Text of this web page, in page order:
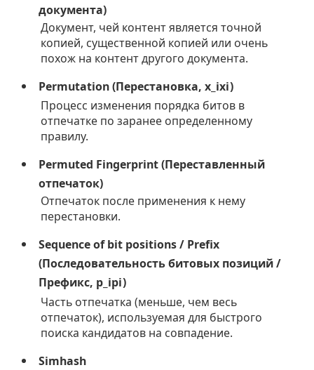
документа)
Документ, чей контент является точной
копией, существенной копией или очень
похож на контент другого документа.
Permutation (Перестановка,x_ixi)
Процесс изменения порядка битов в
отпечатке по заранее определенному
правилу.
Permuted Fingerprint (Переставленный
отпечаток)
Отпечаток после применения к нему
перестановки.
Sequence of bit positions / Prefix
(Последовательность битовых позиций /
Префикс, p_ipi)
Часть отпечатка (меньше, чем весь
отпечаток), используемая для быстрого
поиска кандидатов на совпадение.
Simhash